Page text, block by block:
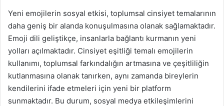
Yeni emojilerin sosyal etkisi, toplumsal cinsiyet temalarının
daha geniş bir alanda konuşulmasına olanak sağlamaktadır.
Emoji dili geliştikçe, insanlarla bağlantı kurmanın yeni
yolları açılmaktadır. Cinsiyet eşitliği temalı emojilerin
kullanımı, toplumsal farkındalığın artmasına ve çeşitliliğin
kutlanmasına olanak tanırken, aynı zamanda bireylerin
kendilerini ifade etmeleri için yeni bir platform
sunmaktadır. Bu durum, sosyal medya etkileşimlerini